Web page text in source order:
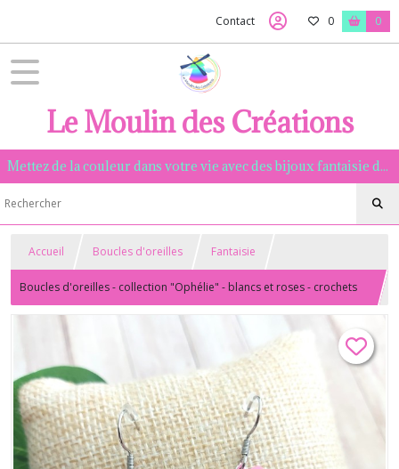
Contact 0 0
Le Moulin des Créations
Mettez de la couleur dans votre vie avec des bijoux fantaisie de qualité, assemblés à la main dans la Manche.
Accueil Boucles d'oreilles Fantaisie
Boucles d'oreilles - collection "Ophélie" - blancs et roses - crochets
acier inoxydable argenté